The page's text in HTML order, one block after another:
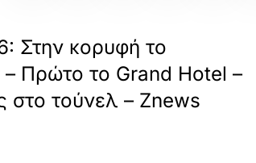
Στην κορυφή το
Πρώτο το Grand Hotel –
τούνελ – Znews